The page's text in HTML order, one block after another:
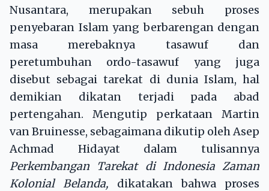
Nusantara, merupakan sebuh proses
penyebaran Islam yang berbarengan dengan
masa merebaknya tasawuf dan
peretumbuhan ordo-tasawuf yang juga
disebut sebagai tarekat di dunia Islam, hal
demikian dikatan terjadi pada abad
pertengahan. Mengutip perkataan Martin
van Bruinesse, sebagaimana dikutip oleh Asep
Achmad Hidayat dalam tulisannya
Perkembangan Tarekat di Indonesia Zaman
Kolonial Belanda, dikatakan bahwa proses